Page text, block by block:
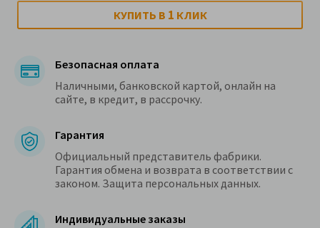
КУПИТЬ В 1 КЛИК
Безопасная оплата
Наличными, банковской картой, онлайн на
сайте, в кредит, в рассрочку.
Гарантия
Официальный представитель фабрики.
Гарантия обмена и возврата в соответствии с
законом. Защита персональных данных.
Индивидуальные заказы